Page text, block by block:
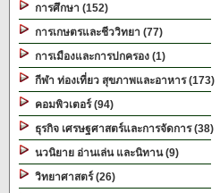
การศึกษา (152)
การเกษตรและชีววิทยา (77)
การเมืองและการปกครอง (1)
กีฬา ท่องเที่ยว สุขภาพและอาหาร (173)
คอมพิวเตอร์ (94)
ธุรกิจ เศรษฐศาสตร์และการจัดการ (38)
นวนิยาย อ่านเล่น และนิทาน (9)
วิทยาศาสตร์ (26)